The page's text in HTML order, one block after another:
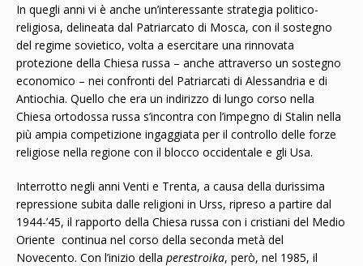
In quegli anni vi è anche un’interessante strategia politico-
religiosa, delineata dal Patriarcato di Mosca, con il sostegno
del regime sovietico, volta a esercitare una rinnovata
protezione della Chiesa russa – anche attraverso un sostegno
economico – nei confronti del Patriarcati di Alessandria e di
Antiochia. Quello che era un indirizzo di lungo corso nella
Chiesa ortodossa russa s’incontra con l’impegno di Stalin nella
più ampia competizione ingaggiata per il controllo delle forze
religiose nella regione con il blocco occidentale e gli Usa.
Interrotto negli anni Venti e Trenta, a causa della durissima
repressione subita dalle religioni in Urss, ripreso a partire dal
1944-’45, il rapporto della Chiesa russa con i cristiani del Medio
Oriente continua nel corso della seconda metà del
Novecento. Con l’inizio della perestroika, però, nel 1985, il